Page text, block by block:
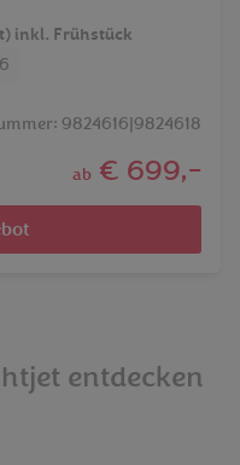
inkl. Frühstück
9824616|9824618
ab € 699,-
entdecken